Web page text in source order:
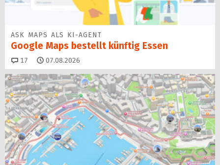
ASK MAPS ALS KI-AGENT
Google Maps bestellt künftig Essen
17 Kommentare
07.08.2026